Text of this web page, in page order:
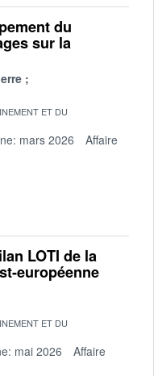
du
sur la
ET DU
mars 2026
Affaire
LOTI de la
européenne
ET DU
mai 2026
Affaire